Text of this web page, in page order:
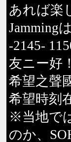
あれば楽
Jamming
-2145-
友ニー好
希望之聲
希望時刻
※当地で
のか、